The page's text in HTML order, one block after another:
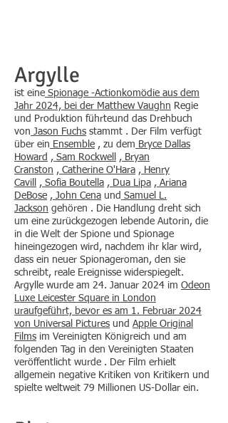
Argylle
ist eine Spionage -Actionkomödie aus dem
Jahr 2024, bei der Matthew Vaughn Regie
und Produktion führteund das Drehbuch
von Jason Fuchs stammt . Der Film verfügt
über ein Ensemble , zu dem Bryce Dallas
Howard , Sam Rockwell , Bryan
Cranston , Catherine O'Hara , Henry
Cavill
, Sofia Boutella , Dua Lipa , Ariana
DeBose , John Cena und Samuel L.
Jackson gehören . Die Handlung dreht sich
um eine zurückgezogen lebende Autorin, die
in die Welt der Spione und Spionage
hineingezogen wird, nachdem ihr klar wird,
dass ein neuer Spionageroman, den sie
schreibt, reale Ereignisse widerspiegelt.
Argylle wurde am 24. Januar 2024 im Odeon
Luxe Leicester Square in London
uraufgeführt, bevor es am 1. Februar 2024
von Universal Pictures und Apple Original
Films im Vereinigten Königreich und am
folgenden Tag in den Vereinigten Staaten
veröffentlicht wurde . Der Film erhielt
allgemein negative Kritiken von Kritikern und
spielte weltweit 79 Millionen US-Dollar ein.